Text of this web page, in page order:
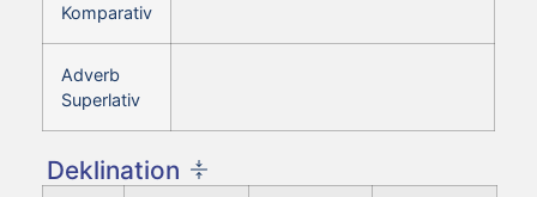
Komparativ
Adverb
Superlativ
Deklination